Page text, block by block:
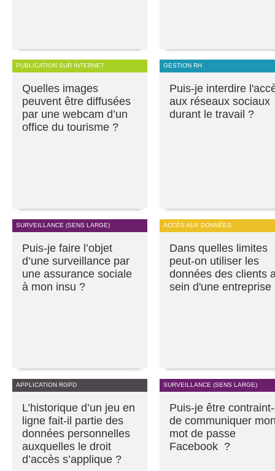
PUBLICATION SUR INTERNET
Quelles images
peuvent être diffusées
par une webcam d’un
office du tourisme ?
GESTION RH
Puis-je interdire
aux réseaux sociaux
durant le travail ?
SURVEILLANCE (SENS LARGE)
Puis-je faire l’objet
d’une surveillance par
une assurance sociale
à mon insu ?
ACCÈS AUX DONNÉES
Dans quelles limites
peut-on utiliser les
données des clients
sein d'une entreprise
APPLICATION RGPD
L’historique d’un jeu en
ligne fait-il partie des
données personnelles
auxquelles le droit
d’accès s’applique ?
SURVEILLANCE (SENS LARGE)
Puis-je être
de communiquer
mot de passe
Facebook ?